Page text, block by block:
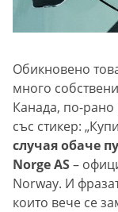
Обикновено
много
Канада, по-рано
със стикер:
случая обаче
Norge AS–
Norway. И
които вече се